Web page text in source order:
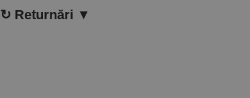
↻ Returnări ▼